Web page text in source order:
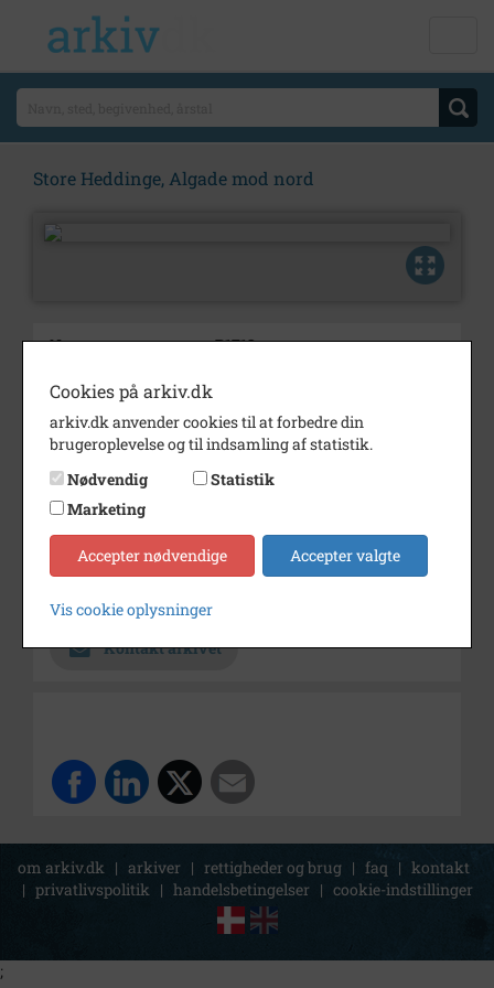
Store Heddinge, Algade mod nord
Nummer
B1713
Type
Beskrivelse
Store Heddinge, Algade mod
nord
Periode
1900 - 1920
Dateringsnote
Fotograf
Ukendt
Arkiv
Kontakt arkivet
om arkiv.dk | arkiver | rettigheder og brug | faq | kontakt
| privatlivspolitik | handelsbetingelser | cookie-indstillinger
Cookies på arkiv.dk
arkiv.dk anvender cookies til at forbedre din
brugeroplevelse og til indsamling af statistik.
Nødvendig
Statistik
Marketing
Accepter nødvendige Accepter valgte
Vis cookie oplysninger
;